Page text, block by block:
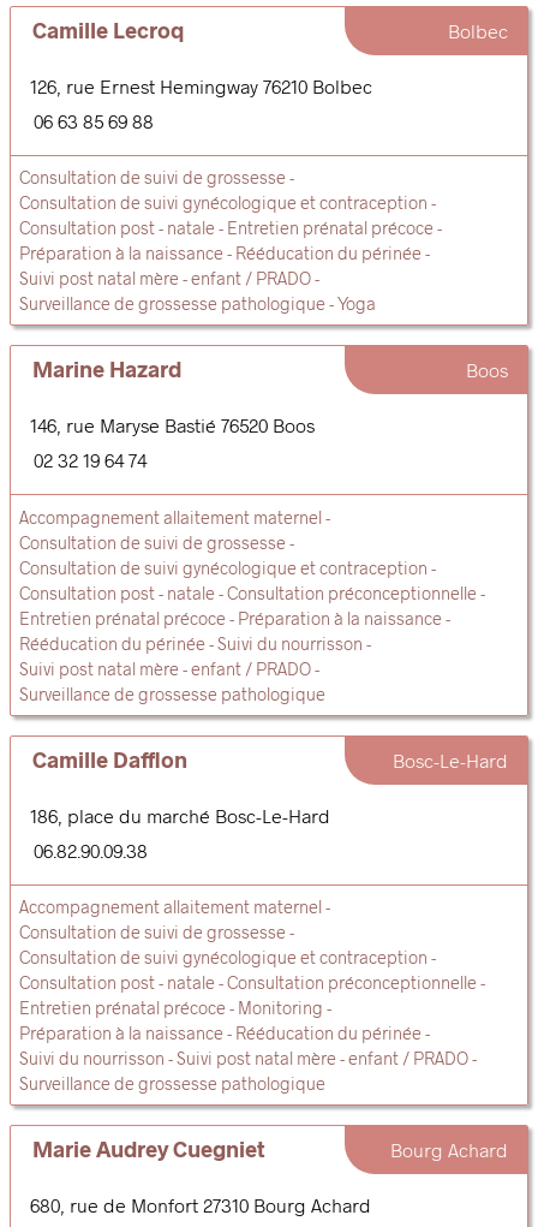
Camille Lecroq Bolbec
126, rue Ernest Hemingway 76210 Bolbec
06 63 85 69 88
Consultation de suivi de grossesse
Consultation de suivi gynécologique et contraception
Consultation post - natale
Entretien prénatal précoce
Préparation à la naissance
Rééducation du périnée
Suivi post natal mère - enfant / PRADO
Surveillance de grossesse pathologique
Yoga
Marine Hazard Boos
146, rue Maryse Bastié 76520 Boos
02 32 19 64 74
Accompagnement allaitement maternel
Consultation de suivi de grossesse
Consultation de suivi gynécologique et contraception
Consultation post - natale
Consultation préconceptionnelle
Entretien prénatal précoce
Préparation à la naissance
Rééducation du périnée
Suivi du nourrisson
Suivi post natal mère - enfant / PRADO
Surveillance de grossesse pathologique
Camille Dafflon Bosc-Le-Hard
186, place du marché Bosc-Le-Hard
06.82.90.09.38
Accompagnement allaitement maternel
Consultation de suivi de grossesse
Consultation de suivi gynécologique et contraception
Consultation post - natale
Consultation préconceptionnelle
Entretien prénatal précoce
Monitoring
Préparation à la naissance
Rééducation du périnée
Suivi du nourrisson
Suivi post natal mère - enfant / PRADO
Surveillance de grossesse pathologique
Marie Audrey Cuegniet Bourg Achard
680, rue de Monfort 27310 Bourg Achard